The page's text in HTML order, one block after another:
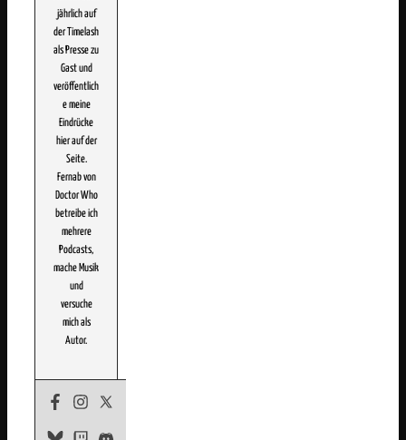
jährlich auf
der Timelash
als Presse zu
Gast und
veröffentlich
e meine
Eindrücke
hier auf der
Seite.
Fernab von
Doctor Who
betreibe ich
mehrere
Podcasts,
mache Musik
und
versuche
mich als
Autor.